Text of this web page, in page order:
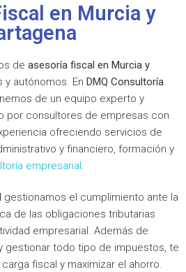
en Murcia y
de asesoría fiscal en Murcia y
y autónomos. En DMQ Consultoría
de un equipo experto y
por consultores de empresas con
ofreciendo servicios de
y financiero, formación y
empresarial.
gestionamos el cumplimiento ante la
de las obligaciones tributarias
empresarial. Además de
gestionar todo tipo de impuestos, te
fiscal y maximizar el ahorro.